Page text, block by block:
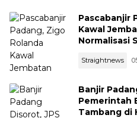
Pascabanjir
Kawal
Normalisasi
Straightnews
Banjir
Pemerintah
Tambang di